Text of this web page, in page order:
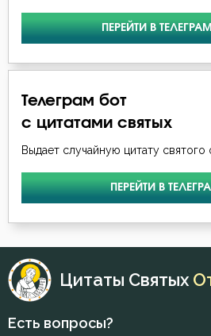
ПЕРЕЙТИ В
Телеграм бот
с цитатами святых
Выдает случайную цитату
ПЕРЕЙТИ В
Цитаты Святых
Есть вопросы?